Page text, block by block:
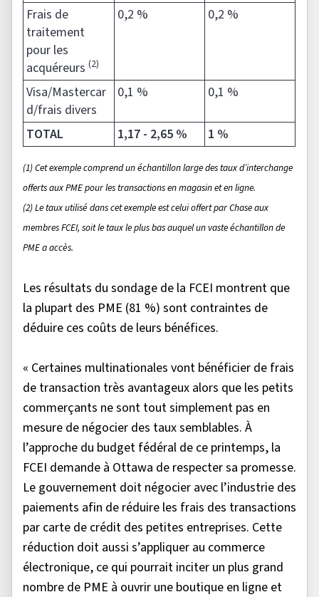
Frais de
traitement
pour les
acquéreurs(2)
0,2 % 0,2 %
Visa/Mastercar
d/frais divers
0,1 % 0,1 %
TOTAL 1,17 - 2,65 % 1 %
(1) Cet exemple comprend un échantillon large des taux d’interchange
offerts aux PME pour les transactions en magasin et en ligne.
(2) Le taux utilisé dans cet exemple est celui offert par Chase aux
membres FCEI, soit le taux le plus bas auquel un vaste échantillon de
PME a accès.
Les résultats du sondage de la FCEI montrent que
la plupart des PME (81 %) sont contraintes de
déduire ces coûts de leurs bénéfices.
« Certaines multinationales vont bénéficier de frais
de transaction très avantageux alors que les petits
commerçants ne sont tout simplement pas en
mesure de négocier des taux semblables. À
l’approche du budget fédéral de ce printemps, la
FCEI demande à Ottawa de respecter sa promesse.
Le gouvernement doit négocier avec l’industrie des
paiements afin de réduire les frais des transactions
par carte de crédit des petites entreprises. Cette
réduction doit aussi s’appliquer au commerce
électronique, ce qui pourrait inciter un plus grand
nombre de PME à ouvrir une boutique en ligne et